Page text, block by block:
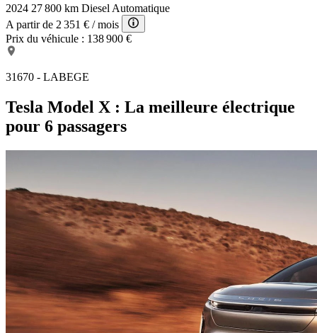
2024 27 800 km Diesel Automatique
A partir de 2 351 € / mois
Prix du véhicule : 138 900 €
31670 - LABEGE
Tesla Model X : La meilleure électrique
pour 6 passagers